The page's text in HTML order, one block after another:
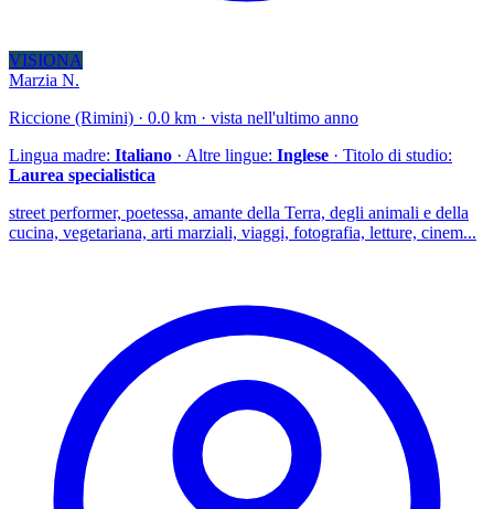
VISIONA
Marzia N.
Riccione (Rimini) · 0.0 km · vista nell'ultimo anno
Lingua madre: Italiano · Altre lingue: Inglese · Titolo di studio:
Laurea specialistica
street performer, poetessa, amante della Terra, degli animali e della
cucina, vegetariana, arti marziali, viaggi, fotografia, letture, cinem...